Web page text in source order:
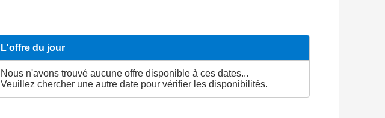
L'offre du jour
Nous n'avons trouvé aucune offre disponible à ces dates...
Veuillez chercher une autre date pour vérifier les disponibilités.